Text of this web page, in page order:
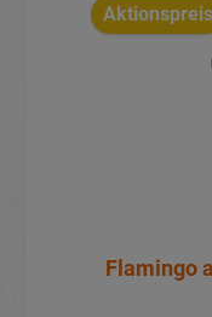
Aktionspreis
Flamingo